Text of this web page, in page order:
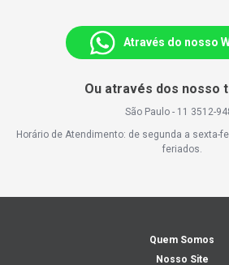
Através do nosso
Ou através dos nosso
São Paulo - 11 3512-
Horário de Atendimento: de segunda a sexta-
feriados.
Quem Somos
Nosso Site